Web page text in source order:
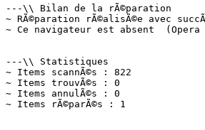
---\\ Bilan de la rÃ©paration
~ RÃ©paration rÃ©alisÃ©e avec
~ Ce navigateur est absent  (Opera
---\\ Statistiques
~ Items scannÃ©s : 822
~ Items trouvÃ©s : 0
~ Items annulÃ©s : 0
~ Items rÃ©parÃ©s : 1